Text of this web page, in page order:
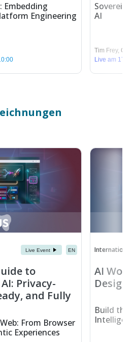
Embedding
Engineering
AI
Tim Frey,
Live am 17.
Live Event EN
to
Privacy-
and Fully
From Browser
Experiences
International
AI
Design
Build the